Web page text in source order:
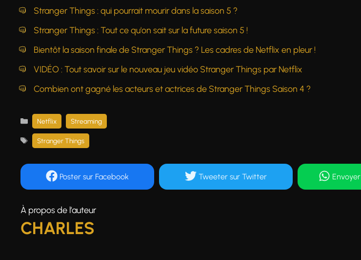
Stranger Things : qui pourrait mourir dans la saison 5 ?
Stranger Things : Tout ce qu'on sait sur la future saison 5 !
Bientôt la saison finale de Stranger Things ? Les cadres de Netflix en pleur !
VIDÉO : Tout savoir sur le nouveau jeu vidéo Stranger Things par Netflix
Combien ont gagné les acteurs et actrices de Stranger Things Saison 4 ?
Catégories
Netflix Streaming
Étiquettes
Stranger Things
Poster sur Facebook Tweeter sur Twitter Envoyer
À propos de l’auteur
CHARLES